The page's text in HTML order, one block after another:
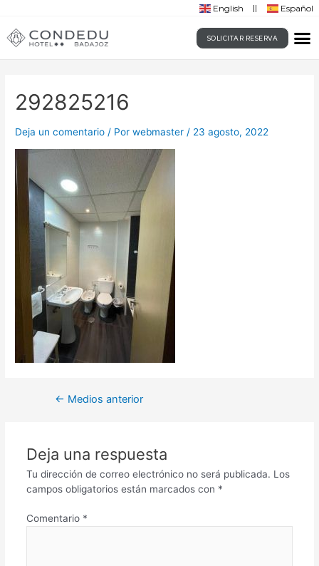
English Español
SOLICITAR RESERVA
292825216
Deja un comentario / Porwebmaster / 23 agosto, 2022
← Medios anterior
Deja una respuesta
Tu dirección de correo electrónico no será publicada. Los
campos obligatorios están marcados con *
Comentario *